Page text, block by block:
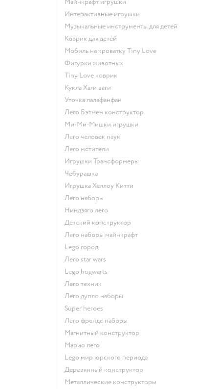
Майнкрафт игрушки
Интерактивные игрушки
Музыкальные инструменты для детей
Коврик для детей
Мобиль на кроватку Tiny Love
Фигурки животных
Tiny Love коврик
Кукла Хаги ваги
Уточка лалафанфан
Лего Бэтмен конструктор
Ми-Ми-Мишки игрушки
Лего человек паук
Лего мстители
Игрушки Трансформеры
Чебурашка
Игрушка Хеллоу Китти
Лего наборы
Ниндзяго лего
Детский конструктор
Лего наборы майнкрафт
Lego город
Лего star wars
Lego hogwarts
Лего техник
Лего дупло наборы
Super heroes
Лего френдс наборы
Магнитный конструктор
Марио лего
Lego мир юрского периода
Деревянный конструктор
Металлические конструкторы